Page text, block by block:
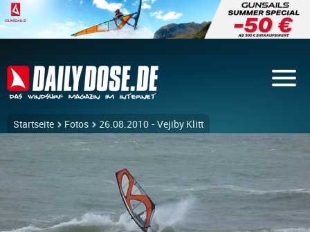
Startseite Fotos 26.08.2010 - Vejiby Klitt